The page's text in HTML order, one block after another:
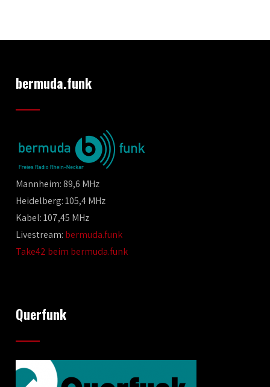
bermuda.funk
Mannheim: 89,6 MHz
Heidelberg: 105,4 MHz
Kabel: 107,45 MHz
Livestream: bermuda.funk
Take42 beim bermuda.funk
Querfunk